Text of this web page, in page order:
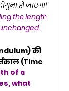
हो जाएगा।
the length
की
(Time
of a
what